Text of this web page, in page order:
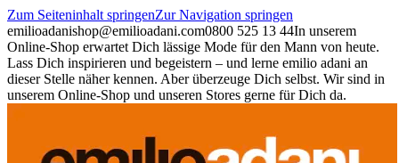
Zum Seiteninhalt springenZur Navigation springen
emilioadanishop@emilioadani.com0800 525 13 44In unserem
Online-Shop erwartet Dich lässige Mode für den Mann von heute.
Lass Dich inspirieren und begeistern – und lerne emilio adani an
dieser Stelle näher kennen. Aber überzeuge Dich selbst. Wir sind in
unserem Online-Shop und unseren Stores gerne für Dich da.